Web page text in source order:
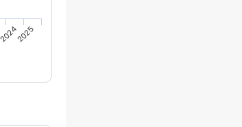
20242025